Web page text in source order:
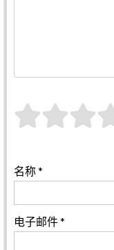
名称*
电子邮件*